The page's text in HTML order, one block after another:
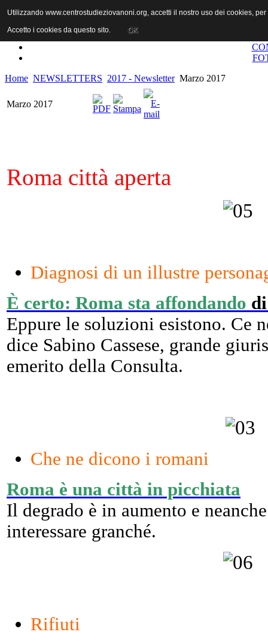
Home NEWSLETTERS 2017 - Newsletter Marzo 2017
Marzo 2017
Roma città aperta
Diagnosi di un illustre
È certo: Roma sta affondando
Eppure le soluzioni esistono. Ce
dice Sabino Cassese, grande
emerito della Consulta.
Che ne dicono i romani
Roma è una città in picchiata
Il degrado è in aumento e
interessare granché.
Rifiuti
Utilizzando www.centrostudieziovanoni.org, accetti il nostro uso dei cookies,
Accetto i cookies da questo sito. OK